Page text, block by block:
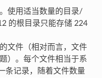
使用适当数量的目录/
的根目录只能存储 224
文件（相对而言，文件
）。每个文件相当于系
条记录，随着文件数量